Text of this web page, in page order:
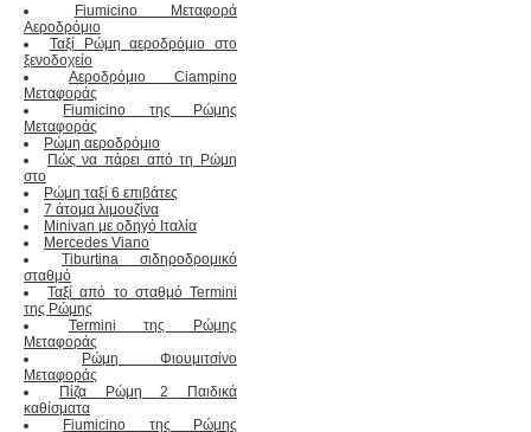
Fiumicino Μεταφορά
Αεροδρόμιο
Ταξί Ρώμη αεροδρόμιο στο
ξενοδοχείο
Αεροδρόμιο Ciampino
Μεταφοράς
Fiumicino της Ρώμης
Μεταφοράς
Ρώμη αεροδρόμιο
Πώς να πάρει από τη Ρώμη
στο
Ρώμη ταξί 6 επιβάτες
7 άτομα λιμουζίνα
Minivan με οδηγό Ιταλία
Mercedes Viano
Tiburtina σιδηροδρομικό
σταθμό
Ταξί από το σταθμό Termini
της Ρώμης
Termini της Ρώμης
Μεταφοράς
Ρώμη Φιουμιτσίνο
Μεταφοράς
Πίζα Ρώμη 2 Παιδικά
καθίσματα
Fiumicino της Ρώμης